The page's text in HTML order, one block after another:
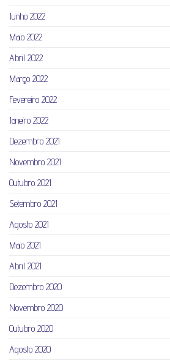
Junho 2022
Maio 2022
Abril 2022
Março 2022
Fevereiro 2022
Janeiro 2022
Dezembro 2021
Novembro 2021
Outubro 2021
Setembro 2021
Agosto 2021
Maio 2021
Abril 2021
Dezembro 2020
Novembro 2020
Outubro 2020
Agosto 2020